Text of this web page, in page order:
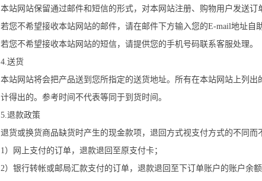
本站网站保留通过邮件和短信的形式，对本网站注册、购物用户发送
若您不希望接收本站网站的邮件，请在邮件下方输入您的E-mail地址自
若您不希望接收本站网站的短信，请提供您的手机号码联系客服处理。
4.送货
本站网站将会把产品送到您所指定的送货地址。所有在本站网站上列
计得出的。参考时间不代表等同于到货时间。
5.退款政策
退货或换货商品缺货时产生的现金款项，退回方式视支付方式的不同而
1）网上支付的订单，退款退回至原支付卡；
2）银行转帐或邮局汇款支付的订单，退款退回至下订单账户的账户余额